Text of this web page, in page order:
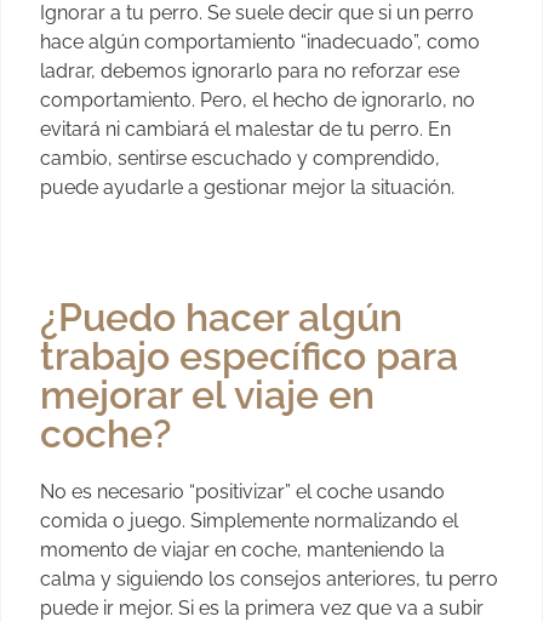
Ignorar a tu perro. Se suele decir que si un perro
hace algún comportamiento “inadecuado”, como
ladrar, debemos ignorarlo para no reforzar ese
comportamiento. Pero, el hecho de ignorarlo, no
evitará ni cambiará el malestar de tu perro. En
cambio, sentirse escuchado y comprendido,
puede ayudarle a gestionar mejor la situación.
¿Puedo hacer algún
trabajo específico para
mejorar el viaje en
coche?
No es necesario “positivizar” el coche usando
comida o juego. Simplemente normalizando el
momento de viajar en coche, manteniendo la
calma y siguiendo los consejos anteriores, tu perro
puede ir mejor. Si es la primera vez que va a subir